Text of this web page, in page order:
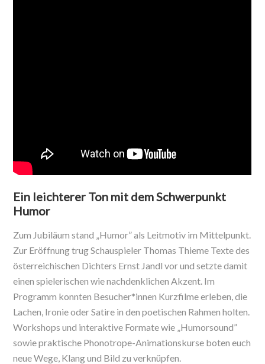
Ein leichterer Ton mit dem Schwerpunkt
Humor
Zum Jubiläum stand „Humor” als Leitmotiv im Mittelpunkt.
Zur Eröffnung trug Schauspieler Thomas Thieme Texte des
österreichischen Dichters Ernst Jandl vor und setzte damit
einen spielerischen wie nachdenklichen Akzent. Im
Programm konnten Besucher*innen Kurzfilme erleben, die
Lachen, Ironie oder Satire in den poetischen Rahmen holten.
Workshops und interaktive Formate wie „Humorsound”
sowie praktische Phonotrope-Animationskurse boten euch
neue Wege, Klang und Bild zu verknüpfen.